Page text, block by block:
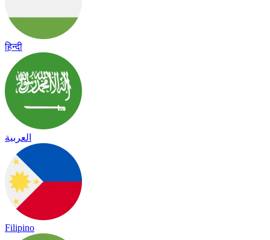
हिन्दी
العربية
Filipino